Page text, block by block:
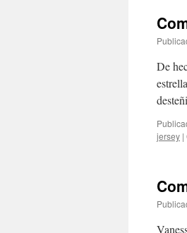
De
jersey |